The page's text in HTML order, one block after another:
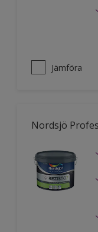
Jämföra
Nordsjö